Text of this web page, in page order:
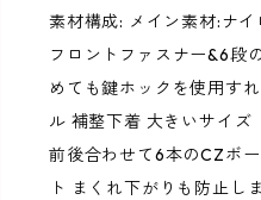
素材構成: メイン素材:ナ
フロントファスナー&6段
めても鍵ホックを使用す
ル 補整下着 大きいサイズ
前後合わせて6本のCZボ
ト まくれ下がりも防止し